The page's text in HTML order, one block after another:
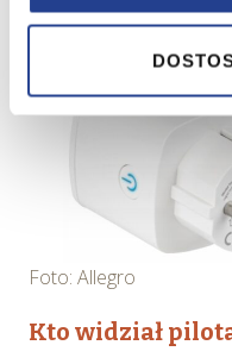
zapewnienia
zapamiętania
wszelkich wyborów
wydajności Serwisu,
sposób użytkownicy
Serwisu,
preferencji
użytkowania Serwisu
Informacje, w tym dane
z wykorzystywaniem
przetwarzane są przez
Foto: Allegro
Kto widział